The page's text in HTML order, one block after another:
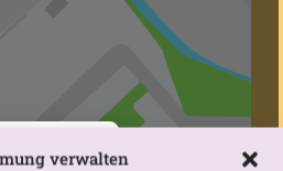
verwalten